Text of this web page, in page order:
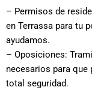
– Permisos de
en Terrassa para tu
ayudamos.
– Oposiciones:
necesarios para
total seguridad.